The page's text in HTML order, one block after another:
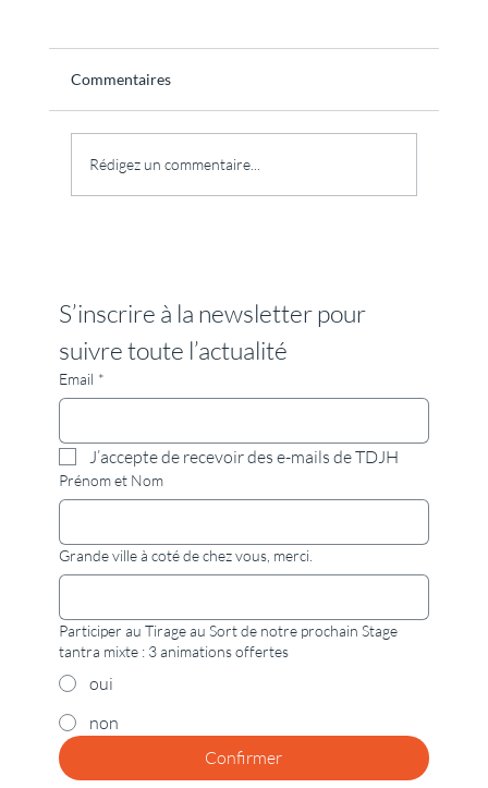
Commentaires
Rédigez un commentaire...
S’inscrire à la newsletter pour
suivre toute l’actualité
Email *
J’accepte de recevoir des e-mails de TDJH
Prénom et Nom
Grande ville à coté de chez vous, merci.
Participer au Tirage au Sort de notre prochain Stage
tantra mixte : 3 animations offertes
oui
non
Confirmer